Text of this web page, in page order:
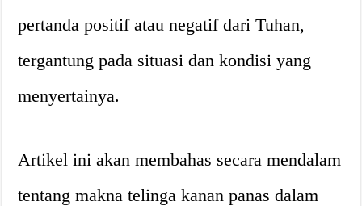
pertanda positif atau negatif dari Tuhan,
tergantung pada situasi dan kondisi yang
menyertainya.
Artikel ini akan membahas secara mendalam
tentang makna telinga kanan panas dalam